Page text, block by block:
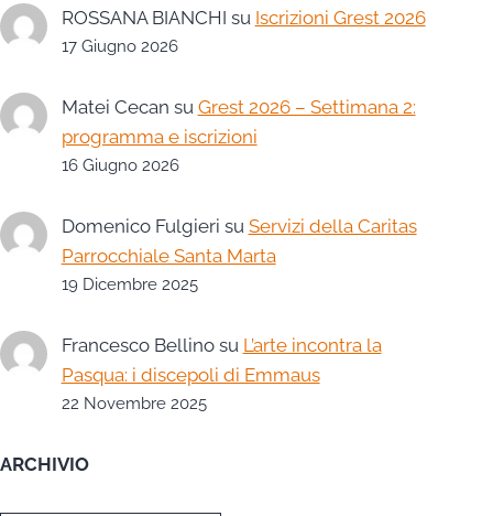
ROSSANA BIANCHI su Iscrizioni Grest 2026
17 Giugno 2026
Matei Cecan su Grest 2026 – Settimana 2:
programma e iscrizioni
16 Giugno 2026
Domenico Fulgieri su Servizi della Caritas
Parrocchiale Santa Marta
19 Dicembre 2025
Francesco Bellinosu L’arte incontra la
Pasqua: i discepoli di Emmaus
22 Novembre 2025
ARCHIVIO